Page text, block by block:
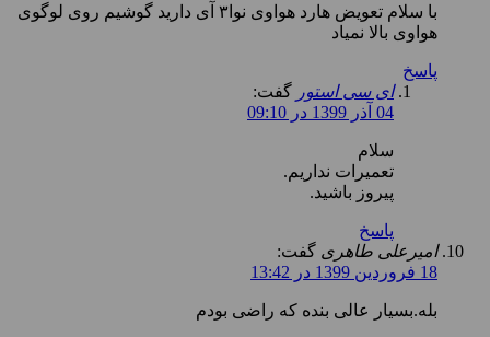
با سلام تعویض هارد هواوی نوا۳ آی دارید گوشیم روی لوگوی
هواوی بالا نمیاد
پاسخ
ای سی استور گفت:
04 آذر 1399 در 09:10
سلام
تعمیرات نداریم.
پیروز باشید.
پاسخ
امیرعلی طاهری گفت:
18 فروردین 1399 در 13:42
بله.بسیار عالی بنده که راضی بودم